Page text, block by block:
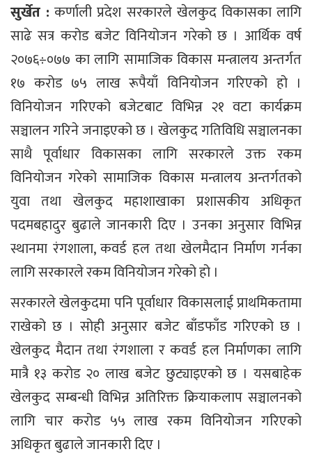
सुर्खेत : कर्णाली प्रदेश सरकारले खेलकुद विकासका लागि
साढे सत्र करोड बजेट विनियोजन गरेको छ । आर्थिक वर्ष
२०७६÷०७७ का लागि सामाजिक विकास मन्त्रालय अन्तर्गत
१७ करोड ७५ लाख रूपैयाँ विनियोजन गरिएको हो ।
विनियोजन गरिएको बजेटबाट विभिन्न २१ वटा कार्यक्रम
सञ्चालन गरिने जनाइएको छ । खेलकुद गतिविधि सञ्चालनका
साथै पूर्वाधार विकासका लागि सरकारले उक्त रकम
विनियोजन गरेको सामाजिक विकास मन्त्रालय अन्तर्गतको
युवा तथा खेलकुद महाशाखाका प्रशासकीय अधिकृत
पदमबहादुर बुढाले जानकारी दिए । उनका अनुसार विभिन्न
स्थानमा रंगशाला, कवर्ड हल तथा खेलमैदान निर्माण गर्नका
लागि सरकारले रकम विनियोजन गरेको हो ।
सरकारले खेलकुदमा पनि पूर्वाधार विकासलाई प्राथमिकतामा
राखेको छ । सोही अनुसार बजेट बाँडफाँड गरिएको छ ।
खेलकुद मैदान तथा रंगशाला र कवर्ड हल निर्माणका लागि
मात्रै १३ करोड २० लाख बजेट छुट्याइएको छ । यसबाहेक
खेलकुद सम्बन्धी विभिन्न अतिरिक्त क्रियाकलाप सञ्चालनको
लागि चार करोड ५५ लाख रकम विनियोजन गरिएको
अधिकृत बुढाले जानकारी दिए ।